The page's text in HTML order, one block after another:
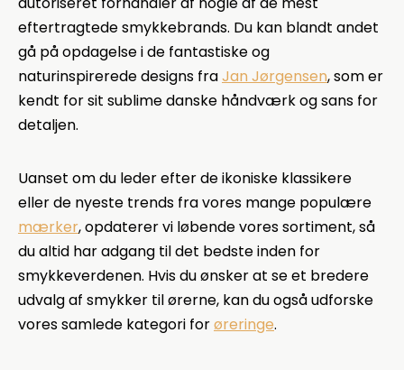
eftertragtede smykkebrands. Du kan blandt andet
gå på opdagelse i de fantastiske og
naturinspirerede designs fraJan Jørgensen, som er
kendt for sit sublime danske håndværk og sans for
detaljen.
Uanset om du leder efter de ikoniske klassikere
eller de nyeste trends fra vores mange populære
mærker, opdaterer vi løbende vores sortiment, så
du altid har adgang til det bedste inden for
smykkeverdenen. Hvis du ønsker at se et bredere
udvalg af smykker til ørerne, kan du også udforske
vores samlede kategori forøreringe.